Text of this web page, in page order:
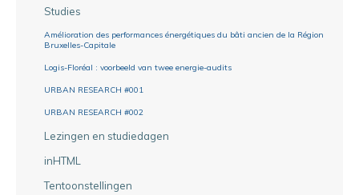
Studies
Amélioration des performances énergétiques du bâti ancien de la Région
Bruxelles-Capitale
Logis-Floréal : voorbeeld van twee energie-audits
URBAN RESEARCH #001
URBAN RESEARCH #002
Lezingen en studiedagen
inHTML
Tentoonstellingen